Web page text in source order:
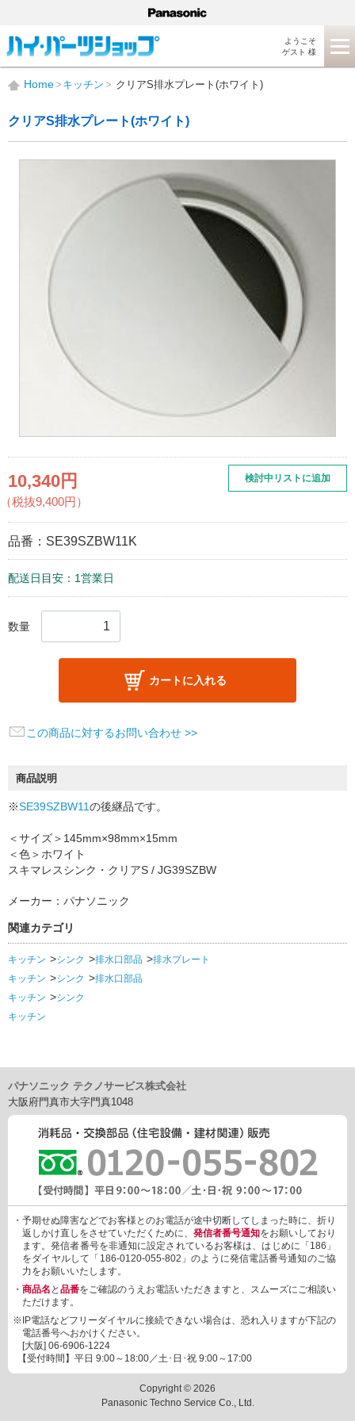
ようこそ
ゲスト 様
Home キッチン クリアS排水プレート(ホワイト)
クリアS排水プレート(ホワイト)
10,340円
（税抜9,400円）
品番： SE39SZBW11K
配送日目安：1営業日
検討中リストに追加
数量
カートに入れる
この商品に対するお問い合わせ >>
商品説明
※SE39SZBW11の後継品です。
＜サイズ＞145mm×98mm×15mm
＜色＞ホワイト
スキマレスシンク・クリアS / JG39SZBW
メーカー：パナソニック
関連カテゴリ
キッチン シンク 排水口部品
排水プレート
キッチン
シンク
排水口部品
キッチン
シンク
キッチン
パナソニック テクノサービス株式会社
大阪府門真市大字門真1048
・予期せぬ障害などでお客様とのお電話が途中切断してしまった時に、折り
返しかけ直しをさせていただくために、 発信者番号通知をお願いしており
ます。発信者番号を非通知に設定されているお客様は、はじめに「186」
をダイヤルして「186-0120-055-802」のように発信電話番号通知のご協
力をお願いいたします。
・ 商品名 と 品番をご確認のうえお電話いただきますと、スムーズにご相談い
ただけます。
※IP電話などフリーダイヤルに接続できない場合は、恐れ入りますが下記の
電話番号へおかけください。
[大阪] 06-6906-1224
【受付時間】平日 9:00～18:00／土･日･祝 9:00～17:00
Copyright © 2026
Panasonic Techno Service Co., Ltd.